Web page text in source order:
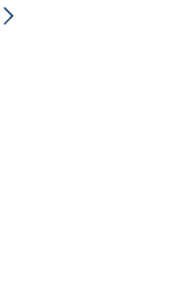
Successiva »